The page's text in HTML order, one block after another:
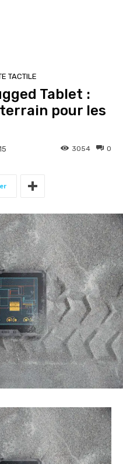
TACTILE
Tablet :
pour les
0
3054